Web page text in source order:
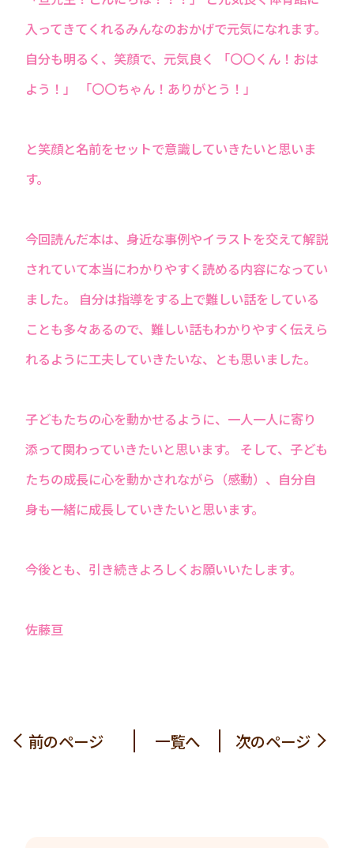
入ってきてくれるみんなのおかげで元気になれます。
自分も明るく、笑顔で、元気良く 「〇〇くん！おは
よう！」 「〇〇ちゃん！ありがとう！」
と笑顔と名前をセットで意識していきたいと思いま
す。
今回読んだ本は、身近な事例やイラストを交えて解説
されていて本当にわかりやすく読める内容になってい
ました。 自分は指導をする上で難しい話をしている
ことも多々あるので、難しい話もわかりやすく伝えら
れるように工夫していきたいな、とも思いました。
子どもたちの心を動かせるように、一人一人に寄り
添って関わっていきたいと思います。 そして、子ども
たちの成長に心を動かされながら（感動）、自分自
身も一緒に成長していきたいと思います。
今後とも、引き続きよろしくお願いいたします。
佐藤亘
前のページ 一覧へ 次のページ